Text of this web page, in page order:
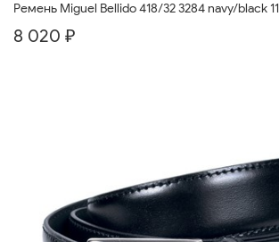
Ремень Miguel Bellido 418/32 3284 navy/black 11
8 020 ₽